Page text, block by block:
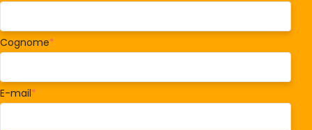
Cognome*
E-mail*